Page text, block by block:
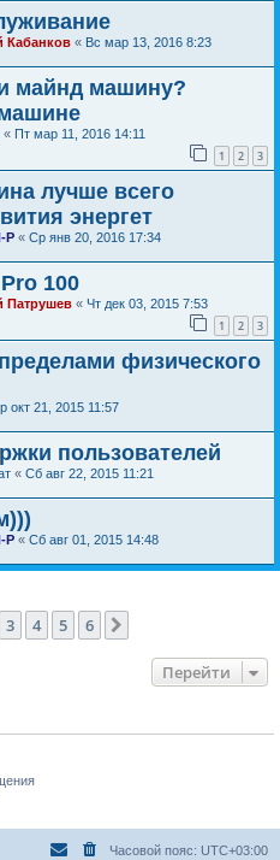
Кабанков « Вс мар 13, 2016 8:23
майнд машину?
« Пт мар 11, 2016 14:11
1 2 3
лучше всего
энергет
Р « Ср янв 20, 2016 17:34
100
Патрушев « Чт дек 03, 2015 7:53
1 2 3
физического
окт 21, 2015 11:57
пользователей
« Сб авг 22, 2015 11:21
Р « Сб авг 01, 2015 14:48
3 4 5 6
Перейти
Часовой пояс: UTC+03:00